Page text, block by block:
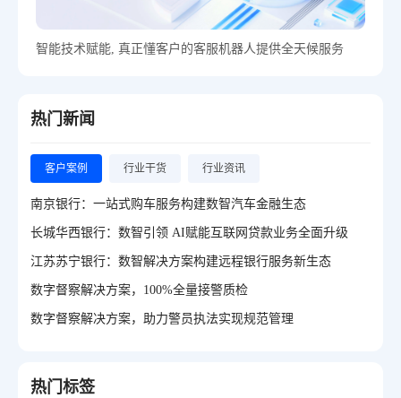
智能技术赋能, 真正懂客户的客服机器人提供全天候服务
热门新闻
客户案例 行业干货 行业资讯
南京银行：一站式购车服务构建数智汽车金融生态
长城华西银行：数智引领 AI赋能互联网贷款业务全面升级
江苏苏宁银行：数智解决方案构建远程银行服务新生态
数字督察解决方案，100%全量接警质检
数字督察解决方案，助力警员执法实现规范管理
热门标签